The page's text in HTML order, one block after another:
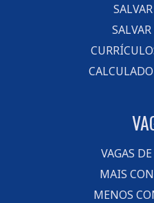
VAGAS
MAIS
MENOS